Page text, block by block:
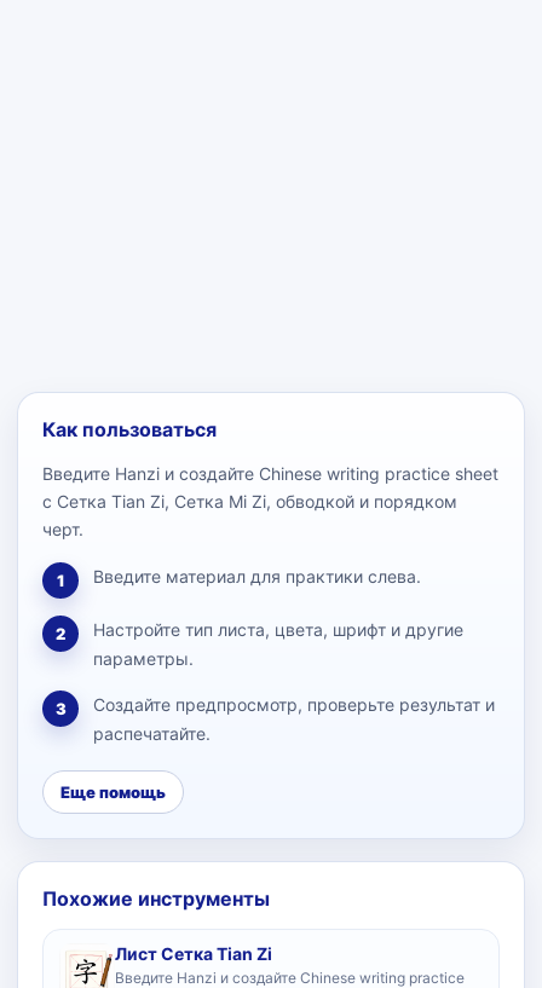
Как пользоваться
Введите Hanzi и создайте Chinese writing practice sheet
с Сетка Tian Zi, Сетка Mi Zi, обводкой и порядком
черт.
1 Введите материал для практики слева.
2
Настройте тип листа, цвета, шрифт и другие
параметры.
3
Создайте предпросмотр, проверьте результат и
распечатайте.
Еще помощь
Похожие инструменты
Лист Сетка Tian Zi
Введите Hanzi и создайте Chinese writing practice